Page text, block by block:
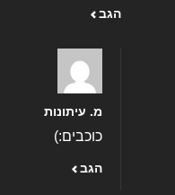
הגב
מ. עיתונות
כוכבים:)
הגב